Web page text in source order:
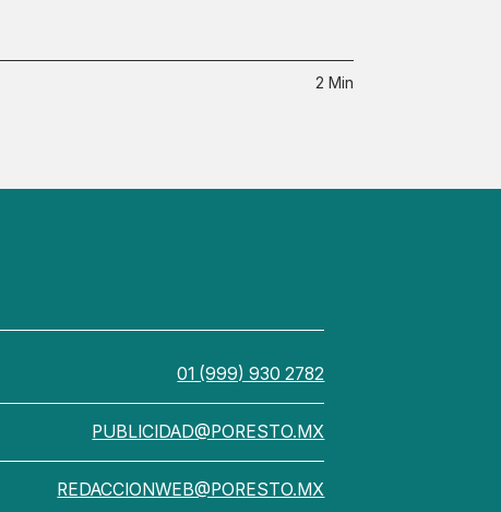
2 Min
01 (999) 930 2782
PUBLICIDAD@PORESTO.MX
REDACCIONWEB@PORESTO.MX